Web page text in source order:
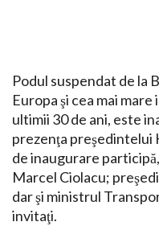
Podul suspendat de la
Europa şi cea mai
ultimii 30 de ani, este
prezenţa preşedintelui
de inaugurare
Marcel Ciolacu;
dar şi ministrul
invitaţi.